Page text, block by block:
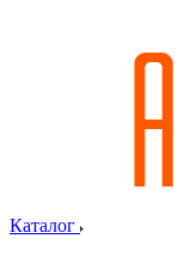
Каталог